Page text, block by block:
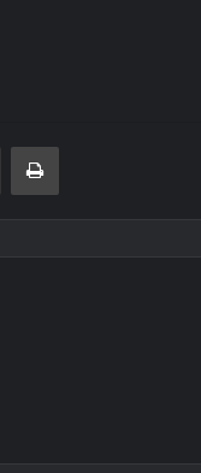
E-Posta ile paylaş Yazdır